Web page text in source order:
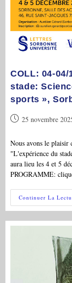
COLL: 04-04/
stade:
sports »,
Publication
25 novembre
Nous avons le plaisir
"L'expérience du
aura lieu les 4 et 5
PROGRAMME:
Continuer La